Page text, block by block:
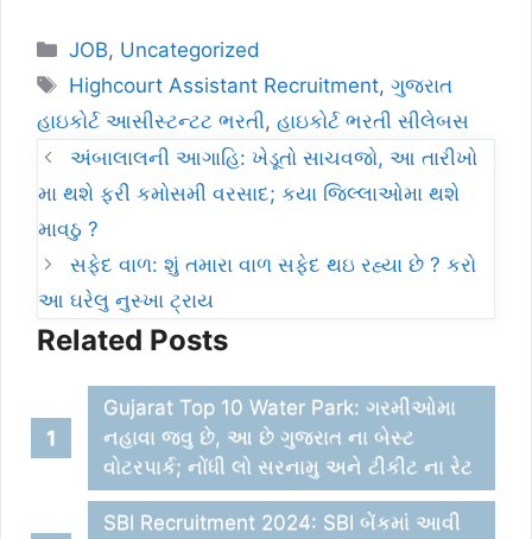
Categories
JOB, Uncategorized
Tags
Highcourt Assistant Recruitment,ગુજરાત
હાઇકોર્ટ આસીસ્ટન્ટટ ભરતી, હાઇકોર્ટ ભરતી સીલેબસ
અંબાલાલની આગાહિ: ખેડૂતો સાચવજો, આ તારીખો
મા થશે ફરી કમોસમી વરસાદ; કયા જિલ્લાઓમા થશે
માવઠુ ?
સફેદ વાળ: શું તમારા વાળ સફેદ થઇ રહ્યા છે ? કરો
આ ઘરેલુ નુસ્ખા ટ્રાય
Related Posts
Gujarat Top 10 Water Park: ગરમીઓમા
નહાવા જવુ છે, આ છે ગુજરાત ના બેસ્ટ
વોટરપાર્ક; નોંધી લો સરનામુ અને ટીકીટ ના રેટ
SBI Recruitment 2024: SBI બેંકમાં આવી